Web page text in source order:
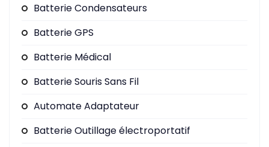
Batterie Condensateurs
Batterie GPS
Batterie Médical
Batterie Souris Sans Fil
Automate Adaptateur
Batterie Outillage électroportatif